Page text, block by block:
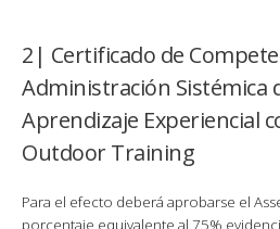
2| Certificado de
Administración Sistémica
Aprendizaje Experiencial
Outdoor Training
Para el efecto deberá aprobarse el
porcentaje equivalente al 75%